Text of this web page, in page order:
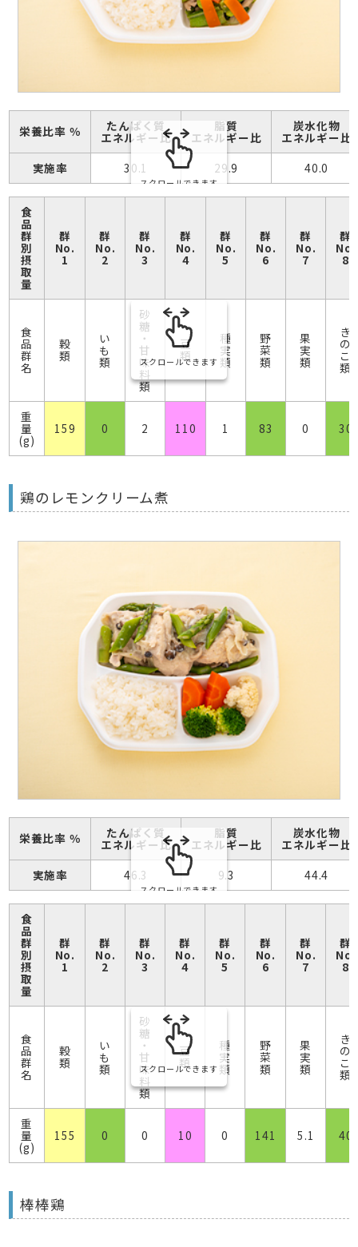
栄養比率 ％ たんぱく質
エネルギー比
脂質
エネルギー比
炭水化物
エネルギー比
実施率
30.1 29.9 40.0
スクロールできます
食
品
群
別
摂
取
量
群
No.
1
群
No.
2
群
No.
3
群
No.
4
群
No.
5
群
No.
6
群
No.
7
群
No.
8
食
品
群
名
穀
類
い
も
類
砂
糖
・
甘
味
料
類
豆
類
種
実
類
野
菜
類
果
実
類
き
の
こ
類
重
量
(g)
159 0 2 110 1 83 0 30
スクロールできます
鶏のレモンクリーム煮
栄養比率 ％ たんぱく質
エネルギー比
脂質
エネルギー比
炭水化物
エネルギー比
実施率
46.3 9.3 44.4
スクロールできます
食
品
群
別
摂
取
量
群
No.
1
群
No.
2
群
No.
3
群
No.
4
群
No.
5
群
No.
6
群
No.
7
群
No.
8
食
品
群
名
穀
類
い
も
類
砂
糖
・
甘
味
料
類
豆
類
種
実
類
野
菜
類
果
実
類
き
の
こ
類
重
量
(g)
155 0 0 10 0 141 5.1 40
スクロールできます
棒棒鶏